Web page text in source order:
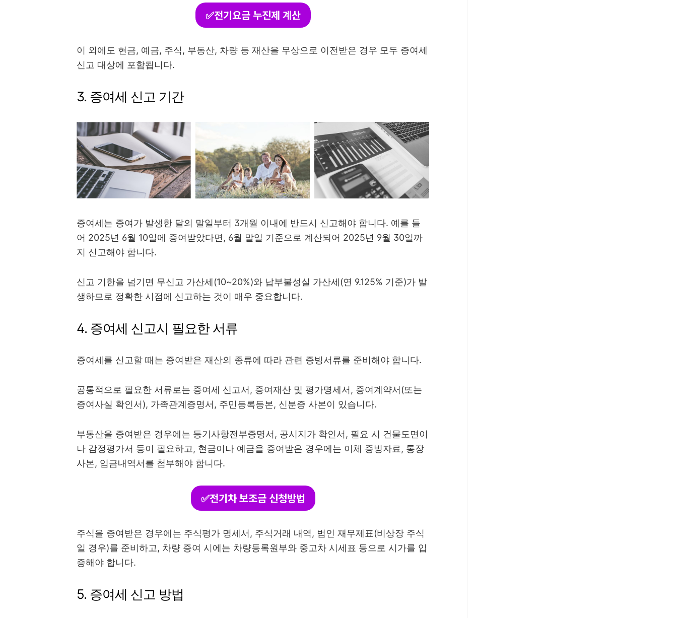
✅전기요금 누진제 계산
이 외에도 현금, 예금, 주식, 부동산, 차량 등 재산을 무상으로 이전받은 경우 모두 증여세
신고 대상에 포함됩니다.
3. 증여세 신고 기간
증여세는 증여가 발생한 달의 말일부터 3개월 이내에 반드시 신고해야 합니다. 예를 들
어 2025년 6월 10일에 증여받았다면, 6월 말일 기준으로 계산되어 2025년 9월 30일까
지 신고해야 합니다.
신고 기한을 넘기면 무신고 가산세(10~20%)와 납부불성실 가산세(연 9.125% 기준)가 발
생하므로 정확한 시점에 신고하는 것이 매우 중요합니다.
4. 증여세 신고시 필요한 서류
증여세를 신고할 때는 증여받은 재산의 종류에 따라 관련 증빙서류를 준비해야 합니다.
공통적으로 필요한 서류로는 증여세 신고서, 증여재산 및 평가명세서, 증여계약서(또는
증여사실 확인서), 가족관계증명서, 주민등록등본, 신분증 사본이 있습니다.
부동산을 증여받은 경우에는 등기사항전부증명서, 공시지가 확인서, 필요 시 건물도면이
나 감정평가서 등이 필요하고, 현금이나 예금을 증여받은 경우에는 이체 증빙자료, 통장
사본, 입금내역서를 첨부해야 합니다.
✅전기차 보조금 신청방법
주식을 증여받은 경우에는 주식평가 명세서, 주식거래 내역, 법인 재무제표(비상장 주식
일 경우)를 준비하고, 차량 증여 시에는 차량등록원부와 중고차 시세표 등으로 시가를 입
증해야 합니다.
5. 증여세 신고 방법